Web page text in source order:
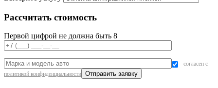
Рассчитать стоимость
Первой цифрой не должна быть 8
согласен с
политикой конфиденциальности